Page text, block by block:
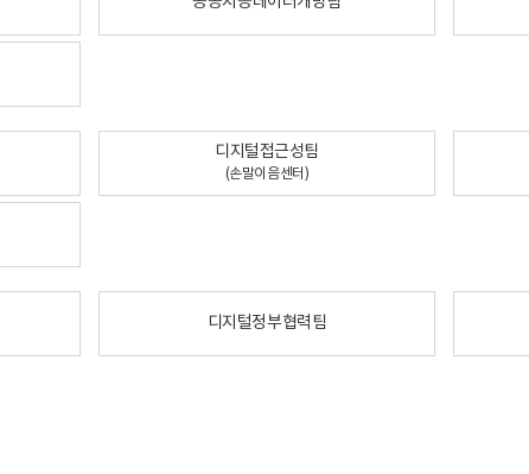
디지털접근성팀
(손말이음센터)
디지털정부협력팀